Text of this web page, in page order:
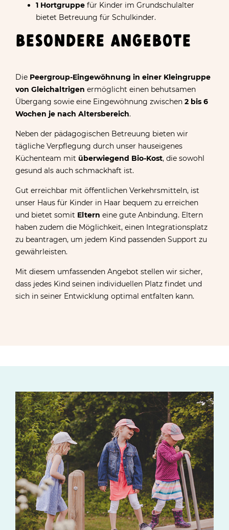
1 Hortgruppe für Kinder im Grundschulalter
bietet Betreuung für Schulkinder.
BESONDERE ANGEBOTE
Die Peergroup-Eingewöhnung in einer Kleingruppe
von Gleichaltrigen ermöglicht einen behutsamen
Übergang sowie eine Eingewöhnung zwischen 2 bis 6
Wochen je nach Altersbereich.
Neben der pädagogischen Betreuung bieten wir
tägliche Verpflegung durch unser hauseigenes
Küchenteam mit überwiegend Bio-Kost, die sowohl
gesund als auch schmackhaft ist.
Gut erreichbar mit öffentlichen Verkehrsmitteln, ist
unser Haus für Kinder in Haar bequem zu erreichen
und bietet somit Eltern eine gute Anbindung. Eltern
haben zudem die Möglichkeit, einen Integrationsplatz
zu beantragen, um jedem Kind passenden Support zu
gewährleisten.
Mit diesem umfassenden Angebot stellen wir sicher,
dass jedes Kind seinen individuellen Platz findet und
sich in seiner Entwicklung optimal entfalten kann.